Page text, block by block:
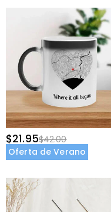
$21.95$42.00
Oferta de Verano